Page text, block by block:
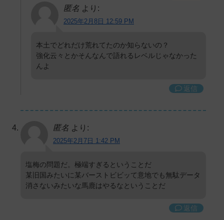
匿名 より:
2025年2月8日 12:59 PM
本土でどれだけ荒れてたのか知らないの？
強化云々とかそんなんで語れるレベルじゃなかった
んよ
返信
匿名 より:
2025年2月7日 1:42 PM
塩梅の問題だ。極端すぎるということだ
某旧国みたいに某バーストビビッて意地でも無駄データ
消さないみたいな馬鹿はやるなということだ
返信